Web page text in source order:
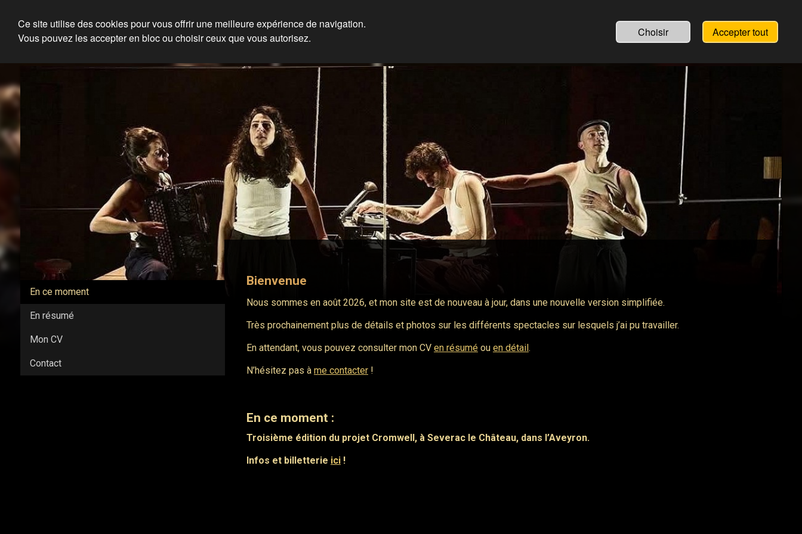
Julien Louisgrand
Eclairagiste, Régisseur lumières, Formateur Eos
En ce moment
En résumé
Mon CV
Contact
Bienvenue
Nous sommes en août 2026, et mon site est de nouveau à jour, dans une nouvelle version simplifiée.
Très prochainement plus de détails et photos sur les différents spectacles sur lesquels j’ai pu travailler.
En attendant, vous pouvez consulter mon CV en résuméou en détail.
N’hésitez pas à me contacter!
En ce moment :
Troisième édition du projet Cromwell, à Severac le Château, dans l’Aveyron.
Infos et billetterie ici!
Ce site utilise des cookies pour vous offrir une meilleure expérience de navigation.
Vous pouvez les accepter en bloc ou choisir ceux que vous autorisez.
Choisir Accepter tout